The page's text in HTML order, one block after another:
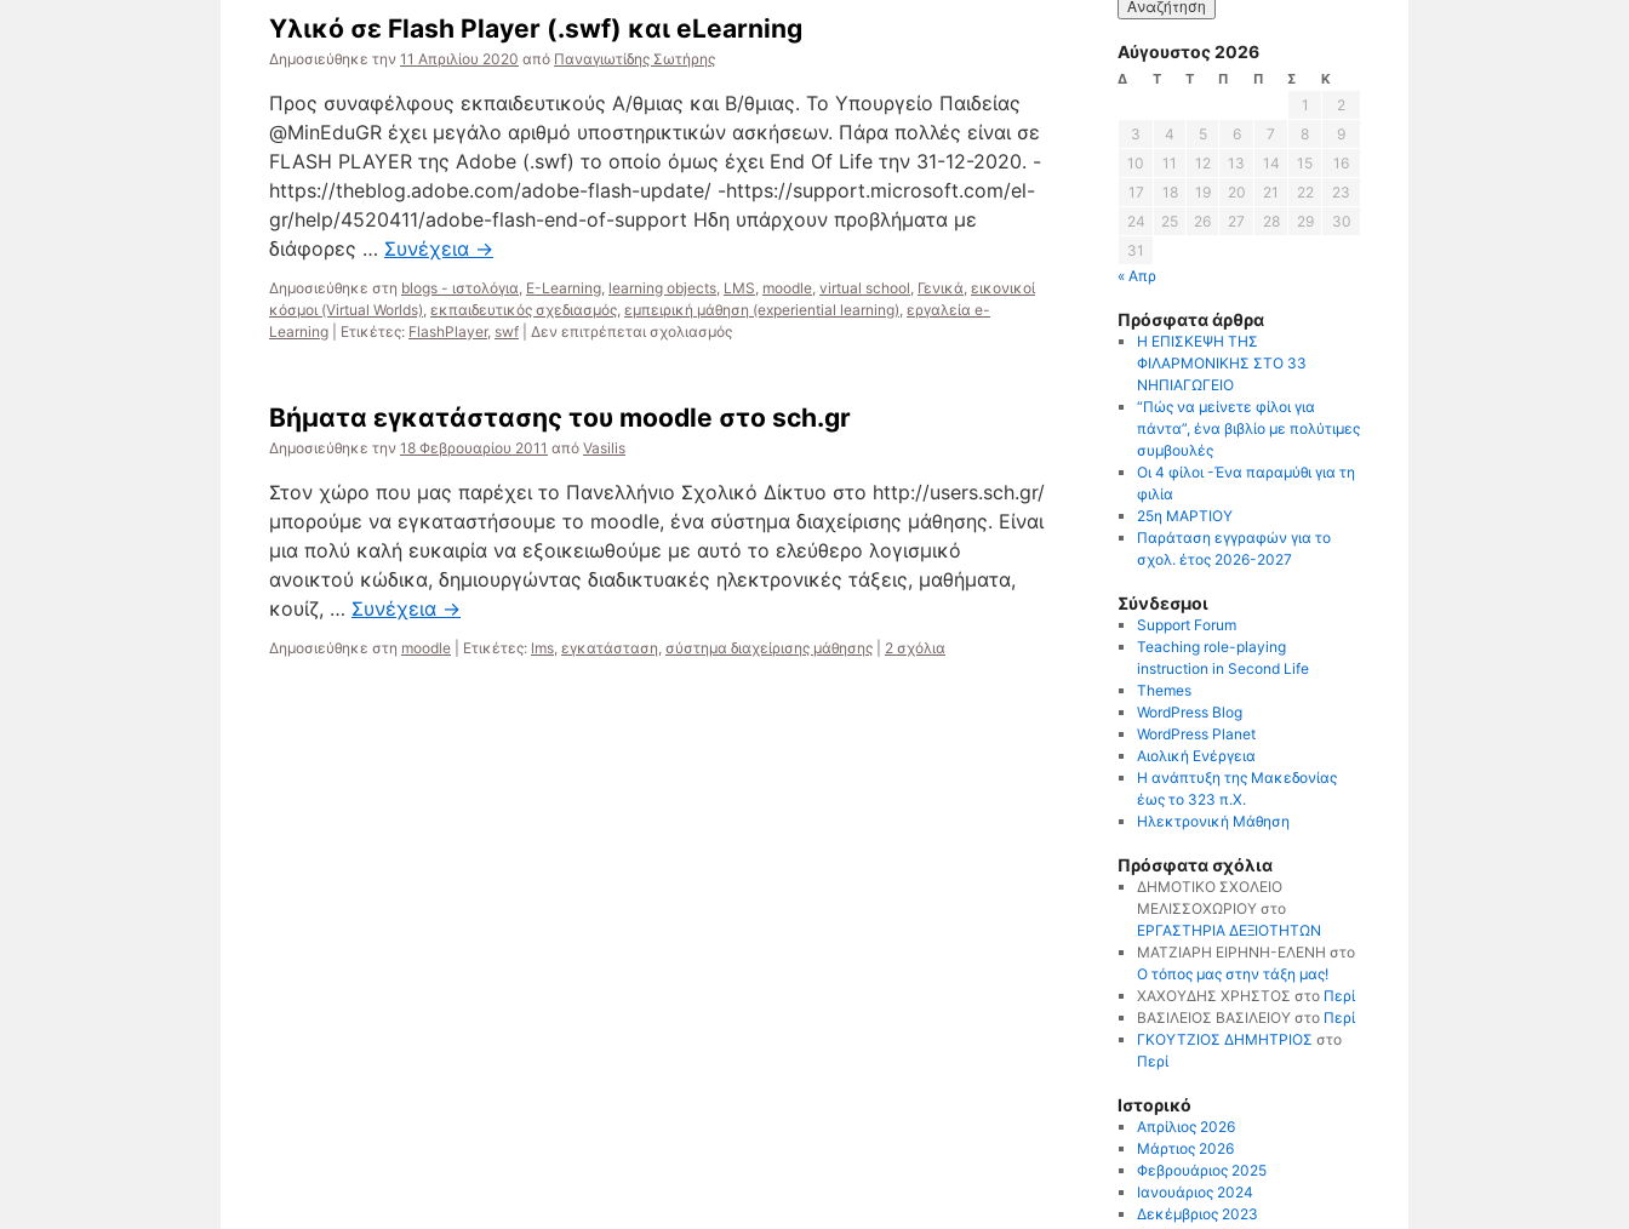
Υλικό σε Flash Player (.swf) και eLearning
Δημοσιεύθηκε την 11 Απριλίου 2020 από Παναγιωτίδης Σωτήρης
Προς συναφέλφους εκπαιδευτικούς Α/θμιας και Β/θμιας. Το Υπουργείο Παιδείας
@MinEduGR έχει μεγάλο αριθμό υποστηρικτικών ασκήσεων. Πάρα πολλές είναι σε
FLASH PLAYER της Adobe (.swf) το οποίο όμως έχει End Of Life την 31-12-2020. -
https://theblog.adobe.com/adobe-flash-update/ -https://support.microsoft.com/el-
gr/help/4520411/adobe-flash-end-of-support Ηδη υπάρχουν προβλήματα με
διάφορες … Συνέχεια →
Δημοσιεύθηκε στη blogs - ιστολόγια, E-Learning, learning objects, LMS, moodle, virtual school, Γενικά, εικονικοί
κόσμοι (Virtual Worlds), εκπαιδευτικός σχεδιασμός, εμπειρική μάθηση (experiential learning), εργαλεία e-
Learning
Ετικέτες: FlashPlayer, swf Δεν επιτρέπεται σχολιασμόςστο
Player
eLearning
Βήματα εγκατάστασης του moodle στο sch.gr
Δημοσιεύθηκε την 18 Φεβρουαρίου 2011 από Vasilis
Στον χώρο που μας παρέχει το Πανελλήνιο Σχολικό Δίκτυο στο http://users.sch.gr/
μπορούμε να εγκαταστήσουμε το moodle, ένα σύστημα διαχείρισης μάθησης. Είναι
μια πολύ καλή ευκαιρία να εξοικειωθούμε με αυτό το ελεύθερο λογισμικό
ανοικτού κώδικα, δημιουργώντας διαδικτυακές ηλεκτρονικές τάξεις, μαθήματα,
κουίζ, … Συνέχεια →
Δημοσιεύθηκε στη moodle Ετικέτες: lms, εγκατάσταση, σύστημα διαχείρισης μάθησης 2 σχόλια
Αύγουστος 2026
Δ Τ Τ Π Π Σ Κ
1
2
3
4 5 6 7 8
9
10
11 12 13 14 15
16
17
18 19 20 21 22
23
24
25 26 27 28 29
30
31
« Απρ
Πρόσφατα άρθρα
Η ΕΠΙΣΚΕΨΗ ΤΗΣ
ΦΙΛΑΡΜΟΝΙΚΗΣ ΣΤΟ 33
ΝΗΠΙΑΓΩΓΕΙΟ
“Πώς να μείνετε φίλοι για
πάντα”, ένα βιβλίο με πολύτιμες
συμβουλές
Οι 4 φίλοι -Ένα παραμύθι για τη
φιλία
25η ΜΑΡΤΙΟΥ
Παράταση εγγραφών για το
σχολ. έτος 2026-2027
Σύνδεσμοι
Support Forum
Teaching role-playing
instruction in Second Life
Themes
WordPress Blog
WordPress Planet
Αιολική Ενέργεια
Η ανάπτυξη της Μακεδονίας
έως το 323 π.Χ.
Ηλεκτρονική Μάθηση
Πρόσφατα σχόλια
ΔΗΜΟΤΙΚΟ ΣΧΟΛΕΙΟ
ΜΕΛΙΣΣΟΧΩΡΙΟΥστο
ΕΡΓΑΣΤΗΡΙΑ ΔΕΞΙΟΤΗΤΩΝ
ΜΑΤΖΙΑΡΗ ΕΙΡΗΝΗ-ΕΛΕΝΗ στο
Ο τόπος μας στην τάξη μας!
ΧΑΧΟΥΔΗΣ ΧΡΗΣΤΟΣ στο Περί
ΒΑΣΙΛΕΙΟΣ ΒΑΣΙΛΕΙΟΥστο Περί
ΓΚΟΥΤΖΙΟΣ ΔΗΜΗΤΡΙΟΣ στο
Περί
Ιστορικό
Απρίλιος 2026
Μάρτιος 2026
Φεβρουάριος 2025
Ιανουάριος 2024
Δεκέμβριος 2023